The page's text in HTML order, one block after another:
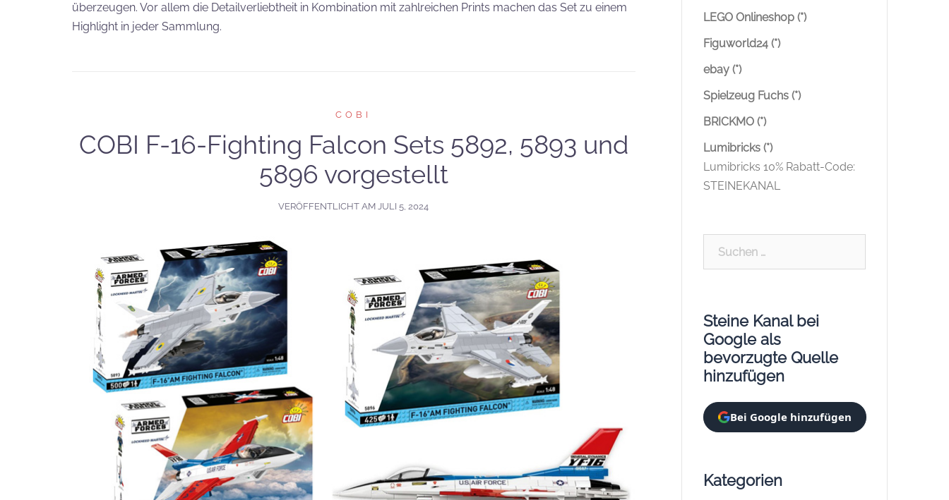
überzeugen. Vor allem die Detailverliebtheit in Kombination mit zahlreichen Prints machen das Set zu einem
Highlight in jeder Sammlung.
COBI
COBI F-16-Fighting Falcon Sets 5892, 5893 und
5896 vorgestellt
VERÖFFENTLICHT AMJULI 5, 2024
LEGO Onlineshop (*)
Figuworld24 (*)
ebay (*)
Spielzeug Fuchs (*)
BRICKMO (*)
Lumibricks (*)
Lumibricks 10% Rabatt-Code:
STEINEKANAL
Steine Kanal bei
Google als
bevorzugte Quelle
hinzufügen
Bei Google hinzufügen
Kategorien